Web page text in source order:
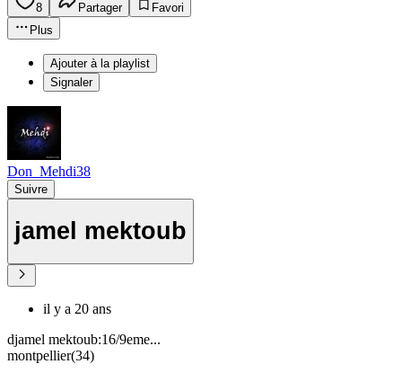
8 Partager
Favori
Plus
Ajouter à la playlist
Signaler
Don_Mehdi38
Suivre
jamel mektoub
il y a 20 ans
djamel mektoub:16/9eme...
montpellier(34)